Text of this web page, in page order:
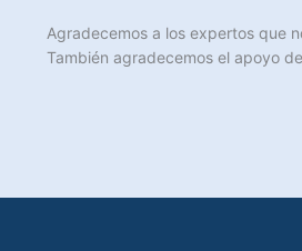
Agradecemos a los expertos que
También agradecemos el apoyo